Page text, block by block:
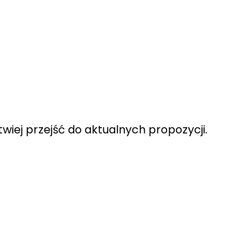
przejść do aktualnych propozycji.